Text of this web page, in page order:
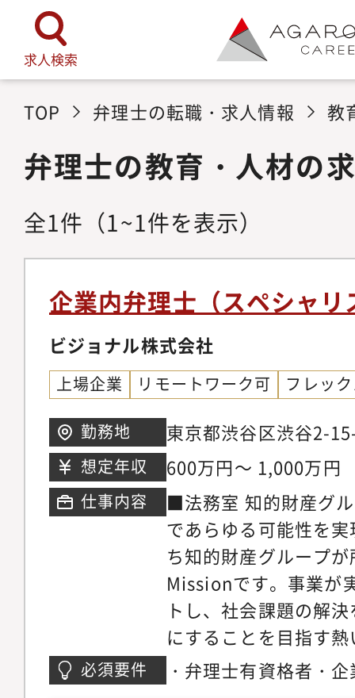
求人検索
TOP 弁理士の転職・求人情報 教
弁理士の教育・人材の
全1件 （1~1件を表示）
企業内弁理士（スペシャリ
ビジョナル株式会社
上場企業 リモートワーク可 フレッ
勤務地
東京都渋谷区渋谷2-
12階
想定年収 600万円～ 1,000万円
仕事内容
■法務室 知的財産グ
であらゆる可能性を
ち知的財産グループ
Missionです。事業が
トし、社会課題の解
にすることを目指す
は知財のプロフェッ
必須要件
・弁理士有資格者・